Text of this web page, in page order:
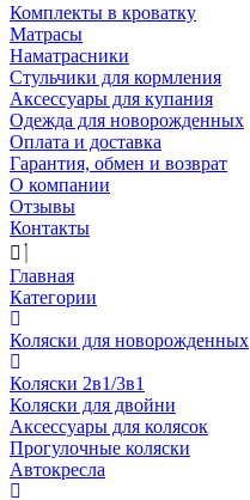
Комплекты в кроватку
Матрасы
Наматрасники
Стульчики для кормления
Аксессуары для купания
Одежда для новорожденных
Оплата и доставка
Гарантия, обмен и возврат
О компании
Отзывы
Контакты
Главная
Категории
Коляски для новорожденных
Коляски 2в1/3в1
Коляски для двойни
Аксессуары для колясок
Прогулочные коляски
Автокресла